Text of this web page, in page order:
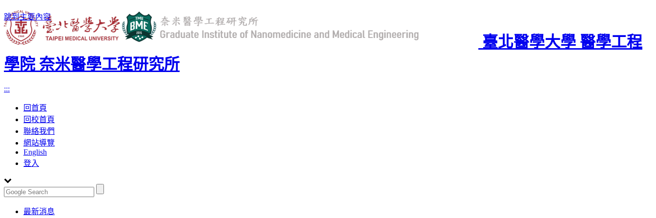
跳到主要內容
臺北醫學大學 醫學工程
學院 奈米醫學工程研究所
:::
回首頁
回校首頁
聯絡我們
網站導覽
English
登入
Toggle最新消息